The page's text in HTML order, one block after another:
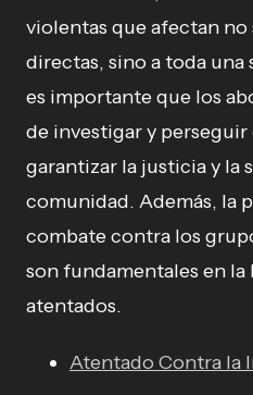
violentas que afectan no
directas, sino a toda
es importante que los
de investigar y perseguir
garantizar la justicia y la
comunidad. Además, la
combate contra los
son fundamentales en
atentados.
Atentado Contra la